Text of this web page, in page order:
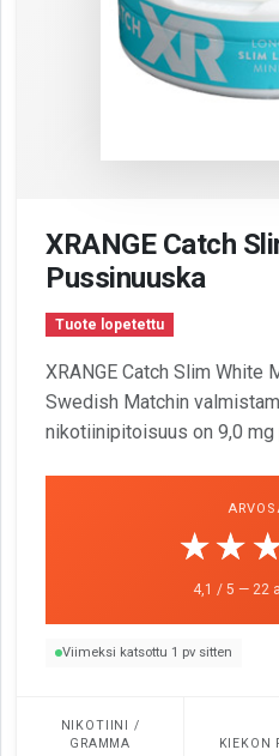
XRANGE Catch
Pussinuuska
Tuote lopetettu
XRANGE Catch Slim White
Swedish Matchin
nikotiinipitoisuus on 9,0 mg
4,1 / 5 — 22
Viimeksi katsottu 1 pv sitten
NIKOTIINI /
GRAMMA
KIEKON